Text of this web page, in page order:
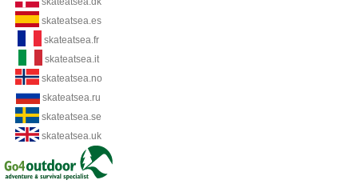
skateatsea.es
skateatsea.fr
skateatsea.it
skateatsea.no
skateatsea.ru
skateatsea.se
skateatsea.uk